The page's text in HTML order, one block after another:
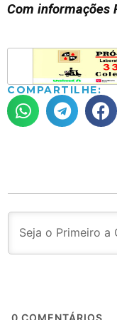
Com informações
COMPARTILHE: